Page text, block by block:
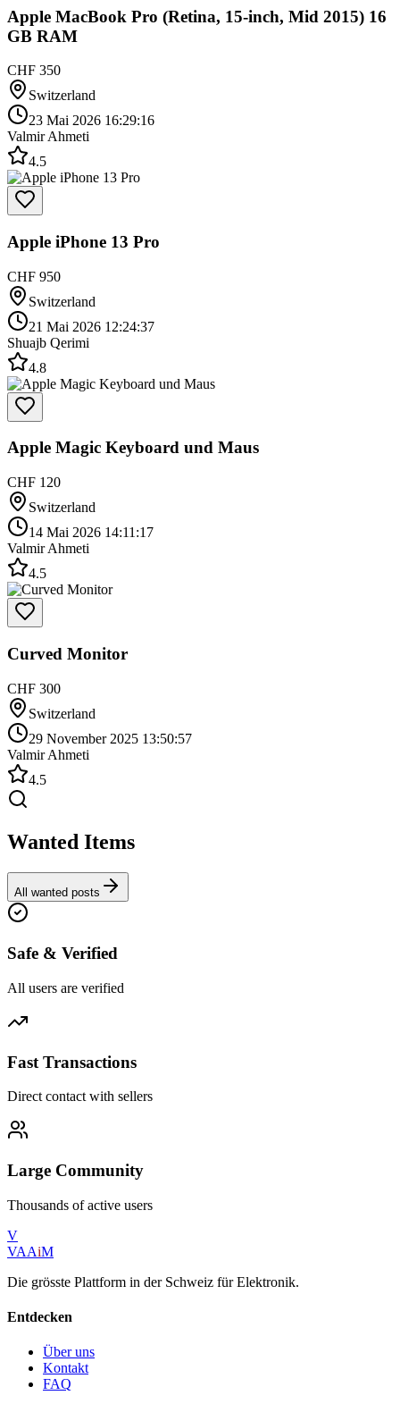
Apple MacBook Pro (Retina, 15-inch, Mid 2015) 16
GB RAM
CHF 350
Switzerland
23 Mai 2026 16:29:16
Valmir Ahmeti
4.5
Apple iPhone 13 Pro
CHF 950
Switzerland
21 Mai 2026 12:24:37
Shuajb Qerimi
4.8
Apple Magic Keyboard und Maus
CHF 120
Switzerland
14 Mai 2026 14:11:17
Valmir Ahmeti
4.5
Curved Monitor
CHF 300
Switzerland
29 November 2025 13:50:57
Valmir Ahmeti
4.5
Wanted Items
All wanted posts
Safe & Verified
All users are verified
Fast Transactions
Direct contact with sellers
Large Community
Thousands of active users
V
VAAiM
Die grösste Plattform in der Schweiz für Elektronik.
Entdecken
Über uns
Kontakt
FAQ